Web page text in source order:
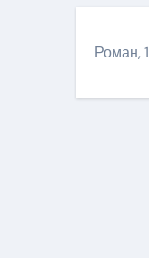
Роман,